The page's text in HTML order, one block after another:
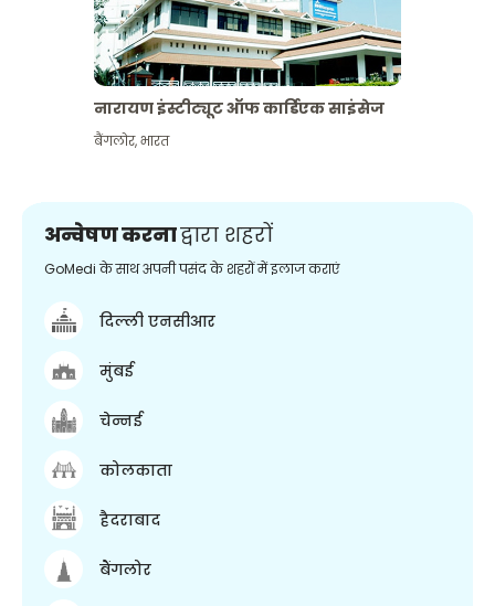
नारायण इंस्टीट्यूट ऑफ कार्डिएक साइंसेज
बैंगलोर,भारत
अन्वेषण करनाद्वारा शहरों
GoMedi के साथ अपनी पसंद के शहरों में इलाज कराएं
दिल्ली एनसीआर
मुंबई
चेन्नई
कोलकाता
हैदराबाद
बैंगलोर